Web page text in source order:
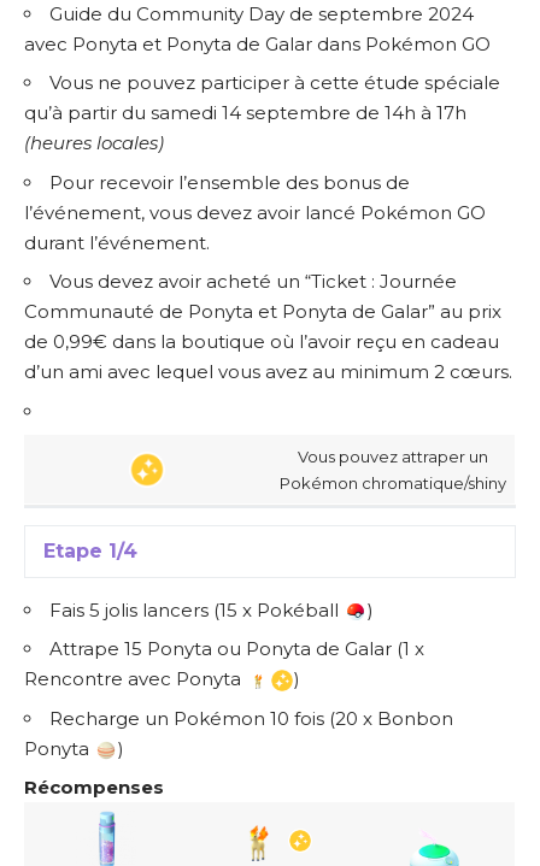
Guide du Community Day de septembre 2024
avec Ponyta et Ponyta de Galar dans Pokémon GO
Vous ne pouvez participer à cette étude spéciale
qu’à partir du samedi 14 septembre de 14h à 17h
(heures locales)
Pour recevoir l’ensemble des bonus de
l’événement, vous devez avoir lancé Pokémon GO
durant l’événement.
Vous devez avoir acheté un “Ticket : Journée
Communauté de Ponyta et Ponyta de Galar” au prix
de 0,99€ dans la boutique où l’avoir reçu en cadeau
d’un ami avec lequel vous avez au minimum 2 cœurs.
Vous pouvez attraper un
Pokémon chromatique/shiny
Etape 1/4
Fais 5 jolis lancers (15 x Pokéball
)
Attrape 15 Ponyta ou Ponyta de Galar (1 x
Rencontre avec Ponyta
)
Recharge un Pokémon 10 fois (20 x Bonbon
Ponyta
)
Récompenses